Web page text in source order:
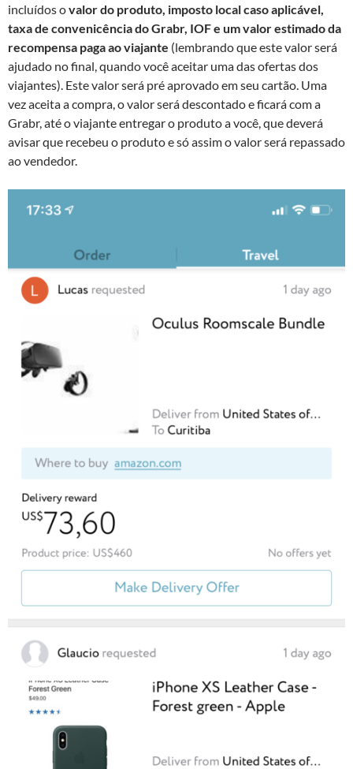
incluídos ovalor do produto, imposto local caso aplicável,
taxa de convenicência do Grabr, IOF e um valor estimado da
recompensa paga ao viajante (lembrando que este valor será
ajudado no final, quando você aceitar uma das ofertas dos
viajantes). Este valor será pré aprovado em seu cartão. Uma
vez aceita a compra, o valor será descontado e ficará com a
Grabr, até o viajante entregar o produto a você, que deverá
avisar que recebeu o produto e só assim o valor será repassado
ao vendedor.